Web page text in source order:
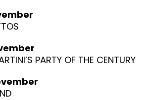
PARTY OF THE CENTURY